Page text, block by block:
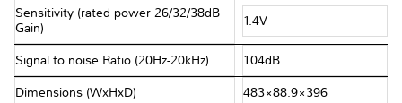
Sensitivity (rated power 26/32/38dB
Gain)
1.4V
Signal to noise Ratio (20Hz-20kHz) 104dB
Dimensions (WxHxD) 483×88.9×396